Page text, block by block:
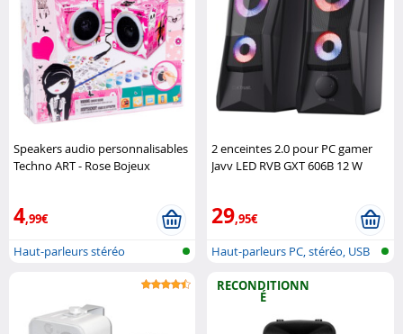
Speakers audio personnalisables
Techno ART - Rose Bojeux
4,99€
Haut-parleurs stéréo
2 enceintes 2.0 pour PC gamer
Javv LED RVB GXT 606B 12 W
29,95€
Haut-parleurs PC, stéréo, USB
RECONDITIONN
É